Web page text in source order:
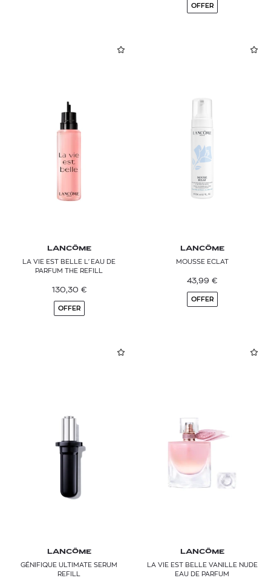
OFFER
LANCÔME
LA VIE EST BELLE L'EAU DE
PARFUM THE REFILL
130,30 €
OFFER
LANCÔME
MOUSSE ECLAT
43,99 €
OFFER
LANCÔME
GÉNIFIQUE ULTIMATE SERUM
REFILL
LANCÔME
LA VIE EST BELLE VANILLE NUDE
EAU DE PARFUM